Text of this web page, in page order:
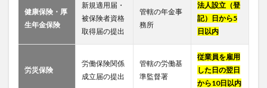
健康保険・厚
生年金保険
新規適用届・
被保険者資格
取得届の提出
管轄の年金事
務所
法人設立（登
記）日から5
日以内
労災保険
労働保険関係
成立届の提出
管轄の労働基
準監督署
従業員を雇用
した日の翌日
から10日以内